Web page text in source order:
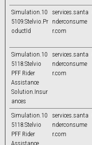
Simulation.10
5109.Stelvio.Pr
oductId
services.santa
nderconsume
r.com
Simulation.10
5118.Stelvio
PFF Rider
Assistance
Solution.Insur
ances
services.santa
nderconsume
r.com
Simulation.10
5118.Stelvio
PFF Rider
Assistance
services.santa
nderconsume
r.com